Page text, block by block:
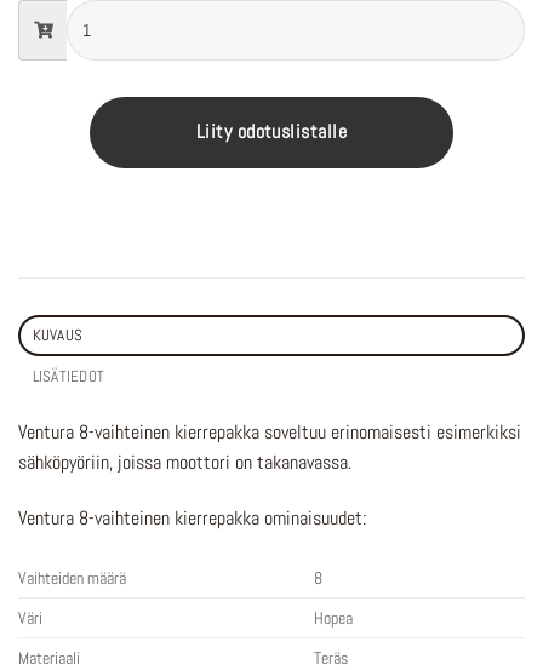
Liity odotuslistalle
KUVAUS
LISÄTIEDOT
Ventura 8-vaihteinen kierrepakka soveltuu erinomaisesti esimerkiksi
sähköpyöriin, joissa moottori on takanavassa.
Ventura 8-vaihteinen kierrepakka ominaisuudet:
Vaihteiden määrä
8
Väri
Hopea
Materiaali
Teräs